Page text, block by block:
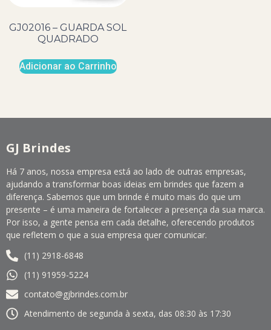
GJ02016 – GUARDA SOL
QUADRADO
Adicionar ao Carrinho
GJ Brindes
Há 7 anos, nossa empresa está ao lado de outras empresas,
ajudando a transformar boas ideias em brindes que fazem a
diferença. Sabemos que um brinde é muito mais do que um
presente – é uma maneira de fortalecer a presença da sua marca.
Por isso, a gente pensa em cada detalhe, oferecendo produtos
que refletem o que a sua empresa quer comunicar.
(11) 2918-6848
(11) 91959-5224
contato@gjbrindes.com.br
Atendimento de segunda à sexta, das 08:30 às 17:30